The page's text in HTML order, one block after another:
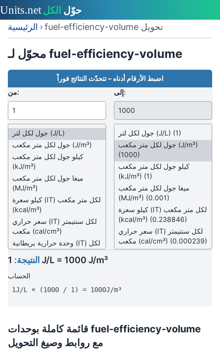
الرئيسية › fuel-efficiency-volume تحويل
محوّل لـ fuel-efficiency-volume
اضبط الأرقام أدناه – تتحدّث النتائج فوراً
من:
جول لكل لتر (J/L)
جول لكل متر مكعب (J/m³)
كيلو جول لكل متر مكعب
(kJ/m³)
ميغا جول لكل متر مكعب
(MJ/m³)
كيلو سعرة (IT) لكل متر مكعب
(kcal/m³)
سعر حراري (IT) لكل سنتيمتر
مكعب (cal/cm³)
وحدة حرارية بريطانية (IT) لكل
وحدة حرارية بريطانية (TH) لكل
قدم مكعب
ثيرم لكل قدم مكعب
(therm/ft³)
CHU لكل قدم مكعب (CHU/ft³)
لتر لكل جول (L/J)
إلى:
جول لكل لتر (J/L) (1)
جول لكل متر مكعب (J/m³)
(1000)
كيلو جول لكل متر مكعب
(kJ/m³) (1)
ميغا جول لكل متر مكعب
(MJ/m³) (0.001)
كيلو سعرة (IT) لكل متر مكعب
(kcal/m³) (0.238846)
سعر حراري (IT) لكل سنتيمتر
مكعب (cal/cm³) (0.000239)
(therm/ft³) (2.683919e-7)
ثيرم لكل جالون بريطاني
النتيجة: 1 J/L = 1000 J/m³
الحساب
1J/L × (1000 / 1) = 1000J/m³
قائمة كاملة بوحدات fuel-efficiency-volume
مع روابط وصيغ التحويل